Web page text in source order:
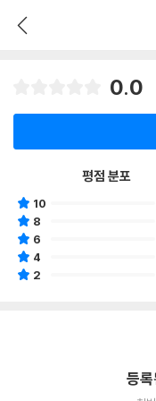
0.0
평점 분포
10
8
6
4
2
등